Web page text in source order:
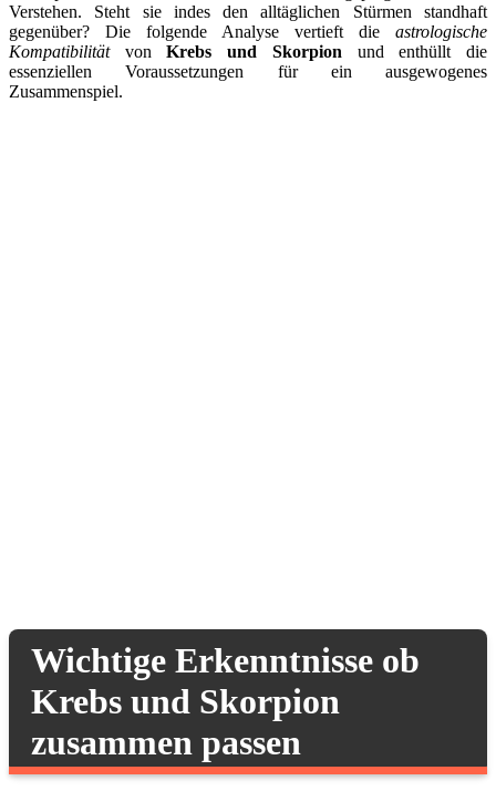
Verstehen. Steht sie indes den alltäglichen Stürmen standhaft
gegenüber? Die folgende Analyse vertieft die astrologische
KompatibilitätvonKrebs und Skorpion und enthüllt die
essenziellen Voraussetzungen für ein ausgewogenes
Zusammenspiel.
Wichtige Erkenntnisse ob
Krebs und Skorpion
zusammen passen